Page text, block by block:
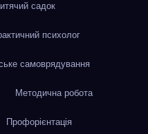
садок
психолог
самоврядування
Методична робота
Профорієнтація